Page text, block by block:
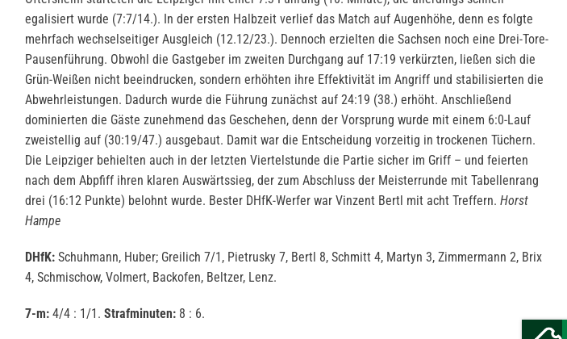
egalisiert wurde (7:7/14.). In der ersten Halbzeit verlief das Match auf Augenhöhe, denn es folgte
mehrfach wechselseitiger Ausgleich (12.12/23.). Dennoch erzielten die Sachsen noch eine Drei-Tore-
Pausenführung. Obwohl die Gastgeber im zweiten Durchgang auf 17:19 verkürzten, ließen sich die
Grün-Weißen nicht beeindrucken, sondern erhöhten ihre Effektivität im Angriff und stabilisierten die
Abwehrleistungen. Dadurch wurde die Führung zunächst auf 24:19 (38.) erhöht. Anschließend
dominierten die Gäste zunehmend das Geschehen, denn der Vorsprung wurde mit einem 6:0-Lauf
zweistellig auf (30:19/47.) ausgebaut. Damit war die Entscheidung vorzeitig in trockenen Tüchern.
Die Leipziger behielten auch in der letzten Viertelstunde die Partie sicher im Griff – und feierten
nach dem Abpfiff ihren klaren Auswärtssieg, der zum Abschluss der Meisterrunde mit Tabellenrang
drei (16:12 Punkte) belohnt wurde. Bester DHfK-Werfer war Vinzent Bertl mit acht Treffern. Horst
Hampe
DHfK: Schuhmann, Huber; Greilich 7/1, Pietrusky 7, Bertl 8, Schmitt 4, Martyn 3, Zimmermann 2, Brix
4, Schmischow, Volmert, Backofen, Beltzer, Lenz.
7-m: 4/4 : 1/1. Strafminuten: 8 : 6.